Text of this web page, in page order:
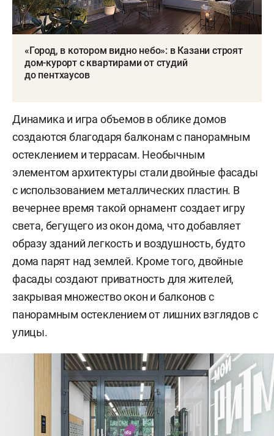
«Город, в котором видно небо»: в Казани строят
дом-курорт с квартирами от студий
до пентхаусов
Динамика и игра объемов в облике домов
создаются благодаря балконам с панорамным
остеклением и террасам. Необычным
элементом архитектуры стали двойные фасады
с использованием металлических пластин. В
вечернее время такой орнамент создает игру
света, бегущего из окон дома, что добавляет
образу зданий легкость и воздушность, будто
дома парят над землей. Кроме того, двойные
фасады создают приватность для жителей,
закрывая множество окон и балконов с
панорамным остеклением от лишних взглядов с
улицы.